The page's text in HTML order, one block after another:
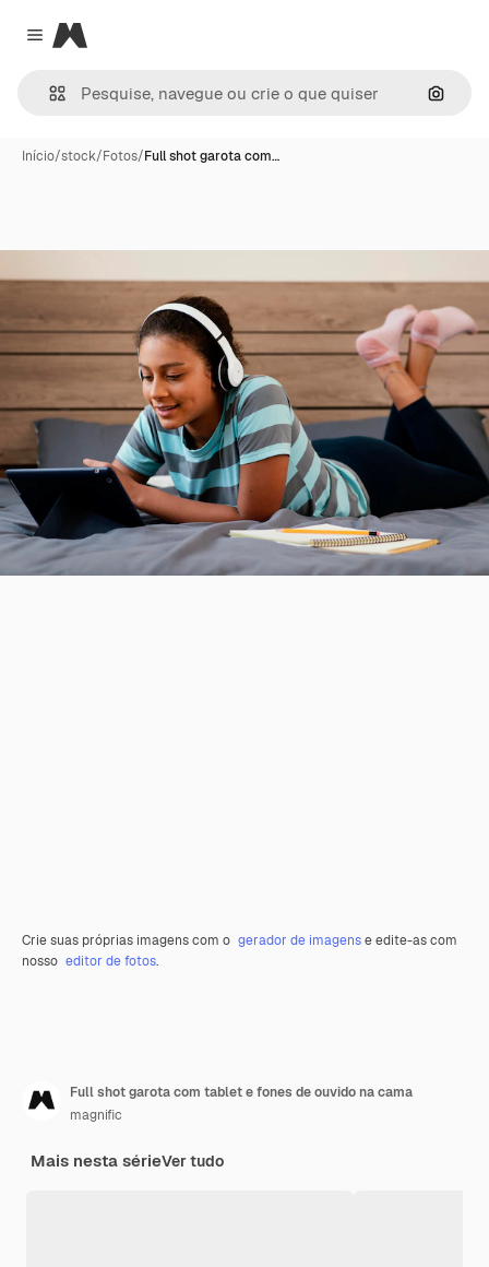
Close menu
Magnific
Início/stock/Fotos/Full shot garota com…
Crie suas próprias imagens com o gerador de imagense edite-as com
nosso editor de fotos.
Full shot garota com tablet e fones de ouvido na cama
magnific
Mais nesta sérieVer tudo